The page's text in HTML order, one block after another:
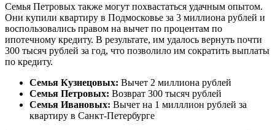
Семья Петровых также могут похвастаться удачным опытом.
Они купили квартиру в Подмосковье за 3 миллиона рублей и
воспользовались правом на вычет по процентам по
ипотечному кредиту. В результате, им удалось вернуть почти
300 тысяч рублей за год, что позволило им сократить выплаты
по кредиту.
Семья Кузнецовых: Вычет 2 миллиона рублей
Семья Петровых: Возврат 300 тысяч рублей
Семья Ивановых: Вычет на 1 милллион рублей за
квартиру в Санкт-Петербурге